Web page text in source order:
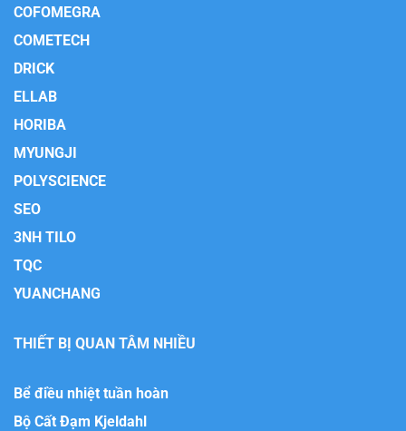
COFOMEGRA
COMETECH
DRICK
ELLAB
HORIBA
MYUNGJI
POLYSCIENCE
SEO
3NH TILO
TQC
YUANCHANG
THIẾT BỊ QUAN TÂM NHIỀU
Bể điều nhiệt tuần hoàn
Bộ Cất Đạm Kjeldahl